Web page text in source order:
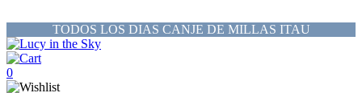
TODOS LOS DIAS CANJE DE MILLAS ITAU
0